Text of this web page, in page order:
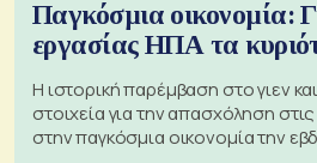
Παγκόσμια οικονομία:
εργασίας ΗΠΑ τα
Η ιστορική παρέμβαση στο γιεν
στοιχεία για την απασχόληση
στην παγκόσμια οικονομία την